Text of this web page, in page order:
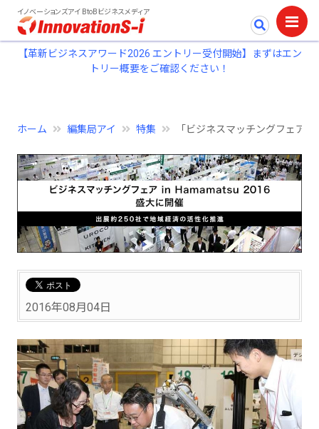
イノベーションズアイ BtoBビジネスメディア
【革新ビジネスアワード2026 エントリー受付開始】まずはエン
トリー概要をご確認ください！
ホーム 編集局アイ 特集 「ビジネスマッチングフェア
2016年08月04日